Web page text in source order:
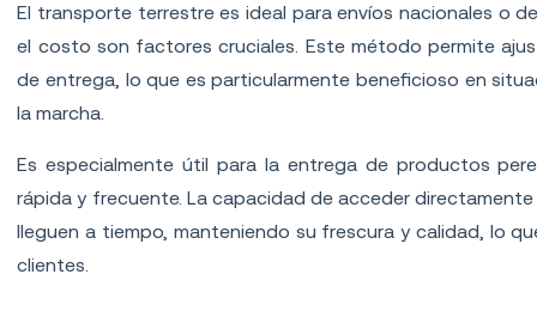
El transporte terrestre es ideal para envíos nacionales o
el costo son factores cruciales. Este método permite
de entrega, lo que es particularmente beneficioso en
la marcha.
Es especialmente útil para la entrega de productos
rápida y frecuente. La capacidad de acceder
lleguen a tiempo, manteniendo su frescura y calidad, lo
clientes.